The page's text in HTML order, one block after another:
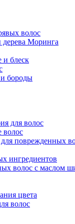
волос
Моринга
и блеск
бороды
для волос
волос
поврежденных
ингредиентов
волос с маслом
цвета
волос